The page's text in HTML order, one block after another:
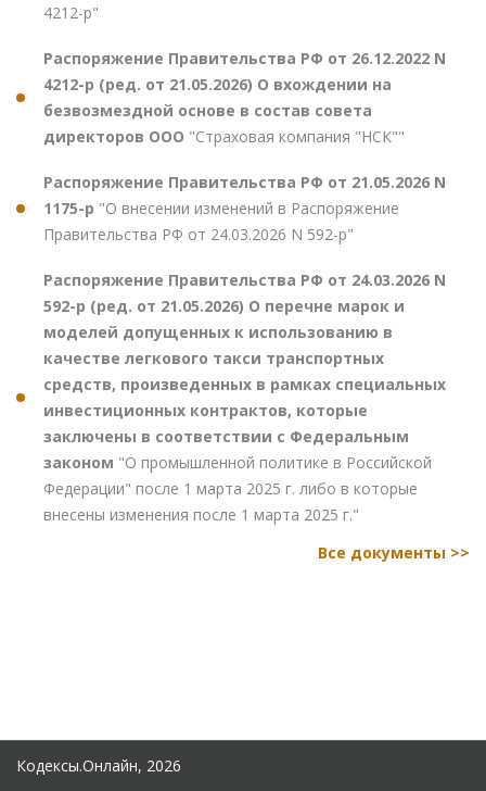
4212-р"
Распоряжение Правительства РФ от 26.12.2022 N
4212-р (ред. от 21.05.2026) О вхождении на
безвозмездной основе в состав совета
директоров ООО "Страховая компания "НСК""
Распоряжение Правительства РФ от 21.05.2026 N
1175-р "О внесении изменений в Распоряжение
Правительства РФ от 24.03.2026 N 592-р"
Распоряжение Правительства РФ от 24.03.2026 N
592-р (ред. от 21.05.2026) О перечне марок и
моделей допущенных к использованию в
качестве легкового такси транспортных
средств, произведенных в рамках специальных
инвестиционных контрактов, которые
заключены в соответствии с Федеральным
законом "О промышленной политике в Российской
Федерации" после 1 марта 2025 г. либо в которые
внесены изменения после 1 марта 2025 г."
Все документы >>
Кодексы.Онлайн, 2026